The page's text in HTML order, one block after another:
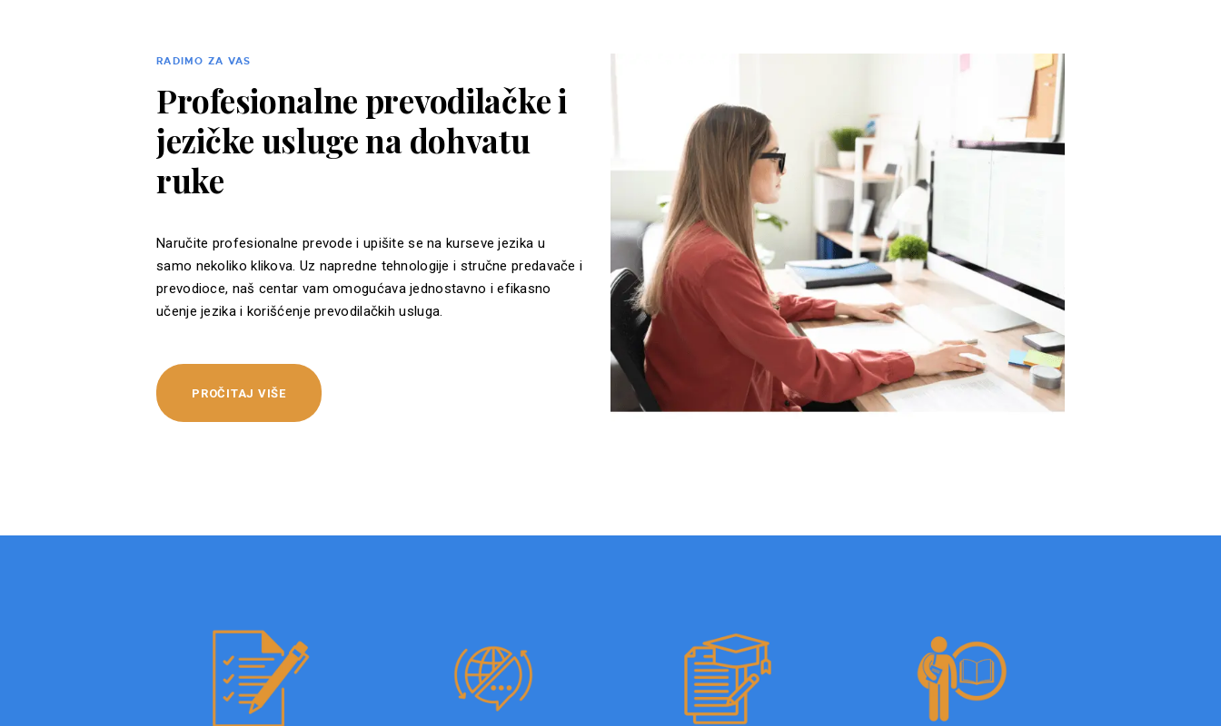
RADIMO ZA VAS
Profesionalne prevodilačke i
jezičke usluge na dohvatu
ruke
Naručite profesionalne prevode i upišite se na kurseve jezika u
samo nekoliko klikova. Uz napredne tehnologije i stručne predavače i
prevodioce, naš centar vam omogućava jednostavno i efikasno
učenje jezika i korišćenje prevodilačkih usluga.
PROČITAJ VIŠE